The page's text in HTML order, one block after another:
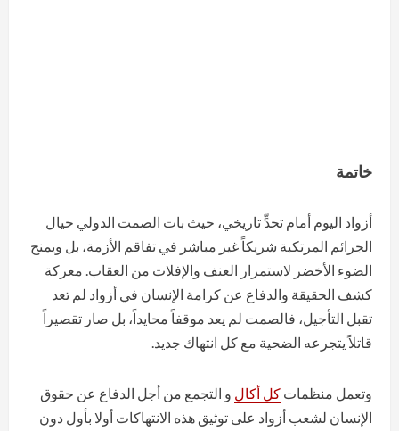
خاتمة
أزواد اليوم أمام تحدٍّ تاريخي، حيث بات الصمت الدولي حيال
الجرائم المرتكبة شريكاً غير مباشر في تفاقم الأزمة، بل ويمنح
الضوء الأخضر لاستمرار العنف والإفلات من العقاب. معركة
كشف الحقيقة والدفاع عن كرامة الإنسان في أزواد لم تعد
تقبل التأجيل، فالصمت لم يعد موقفاً محايداً، بل صار تقصيراً
قاتلاً يتجرعه الضحية مع كل انتهاك جديد.
وتعمل منظمات كل أكال و التجمع من أجل الدفاع عن حقوق
الإنسان لشعب أزواد على توثيق هذه الانتهاكات أولا بأول دون